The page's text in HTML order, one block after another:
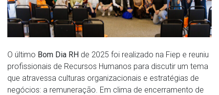
O último Bom Dia RH de 2025 foi realizado na Fiep e reuniu
profissionais de Recursos Humanos para discutir um tema
que atravessa culturas organizacionais e estratégias de
negócios: a remuneração. Em clima de encerramento de